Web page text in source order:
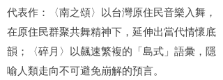
代表作：〈南之頌〉以台灣原住民音樂入舞，
在原住民群聚共舞精神下，延伸出當代情懷底
韻；〈碎月〉以飆速繁複的「島式」語彙，隱
喻人類走向不可避免崩解的預言。